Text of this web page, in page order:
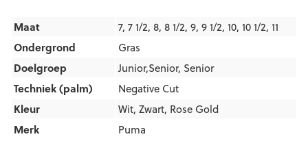
Maat
7, 7 1/2, 8, 8 1/2, 9, 9 1/2, 10, 10 1/2, 11
Ondergrond
Gras
Doelgroep
Junior,Senior, Senior
Techniek (palm)
Negative Cut
Kleur
Wit, Zwart, Rose Gold
Merk
Puma